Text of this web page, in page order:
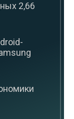
2,66